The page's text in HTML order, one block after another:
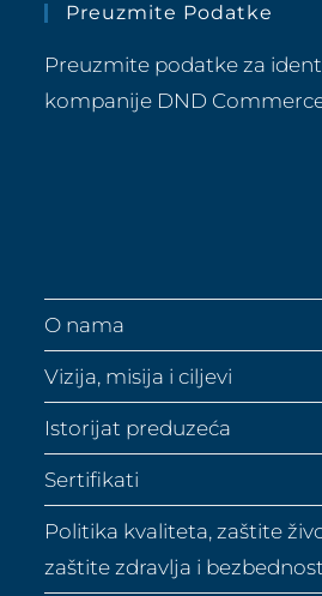
Preuzmite Podatke
Preuzmite podatke za
kompanije DND
O nama
Vizija, misija i ciljevi
Istorijat preduzeća
Sertifikati
Politika kvaliteta, zaštite
zaštite zdravlja i